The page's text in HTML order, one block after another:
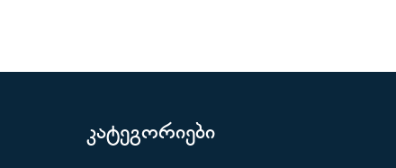
კატეგორიები